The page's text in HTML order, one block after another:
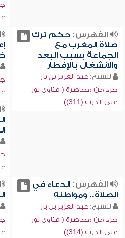
الفهرس:حكم ترك
صلاة المغرب مع
الجماعة بسبب البعد
والانشغال بالإفطار
للشيخ: عبد العزيز بن باز
جزء من محاضرة ( فتاوى نور
على الدرب (311))
الفهرس:الدعاء في
الصلاة.. ومواطنه
للشيخ: عبد العزيز بن باز
جزء من محاضرة ( فتاوى نور
على الدرب (314))